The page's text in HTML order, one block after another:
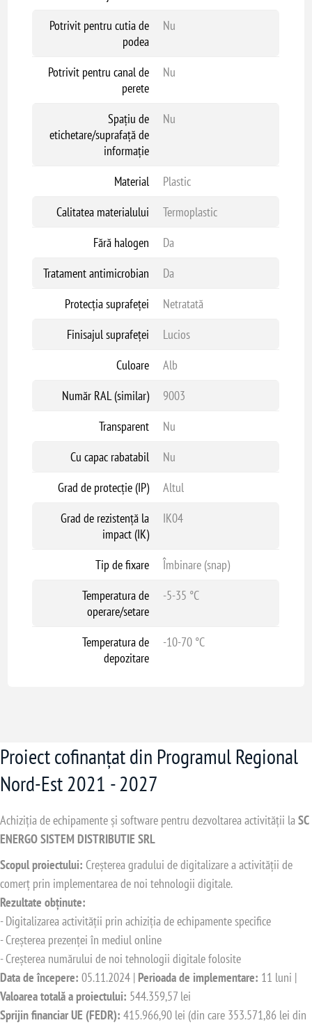
Potrivit pentru cutia de
podea
Nu
Potrivit pentru canal de
perete
Nu
Spațiu de
etichetare/suprafață de
informație
Nu
Material
Plastic
Calitatea materialului
Termoplastic
Fără halogen
Da
Tratament antimicrobian
Da
Protecția suprafeței
Netratată
Finisajul suprafeței
Lucios
Culoare
Alb
Număr RAL (similar)
9003
Transparent
Nu
Cu capac rabatabil
Nu
Grad de protecție (IP)
Altul
Grad de rezistență la
impact (IK)
IK04
Tip de fixare
Îmbinare (snap)
Temperatura de
operare/setare
-5-35 °C
Temperatura de
depozitare
-10-70 °C
Proiect cofinanțat din Programul Regional
Nord-Est 2021 - 2027
Achiziția de echipamente și software pentru dezvoltarea activității laSC
ENERGO SISTEM DISTRIBUTIE SRL
Scopul proiectului: Creșterea gradului de digitalizare a activității de
comerț prin implementarea de noi tehnologii digitale.
Rezultate obținute:
- Digitalizarea activității prin achiziția de echipamente specifice
- Creșterea prezenței în mediul online
- Creșterea numărului de noi tehnologii digitale folosite
Data de începere: 05.11.2024 | Perioada de implementare: 11 luni |
Valoarea totală a proiectului: 544.359,57 lei
Sprijin financiar UE (FEDR): 415.966,90 lei (din care 353.571,86 lei din